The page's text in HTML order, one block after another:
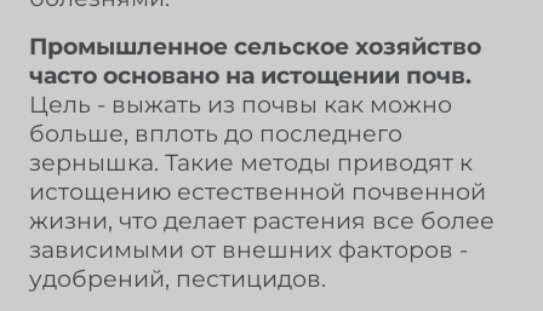
Промышленное сельское хозяйство
часто основано на истощении почв.
Цель - выжать из почвы как можно
больше, вплоть до последнего
зернышка. Такие методы приводят к
истощению естественной почвенной
жизни, что делает растения все более
зависимыми от внешних факторов -
удобрений, пестицидов.